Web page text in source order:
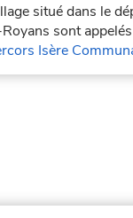
situé dans le
sont
Isère